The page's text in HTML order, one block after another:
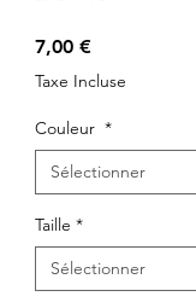
7,00 €Prix
Taxe Incluse
Couleur *
Sélectionner
Taille *
Sélectionner